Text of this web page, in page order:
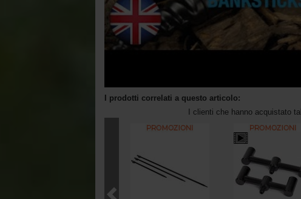
I prodotti correlati a questo articolo:
I clienti che hanno acquistato